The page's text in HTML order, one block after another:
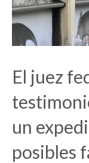
El juez
un
posibles